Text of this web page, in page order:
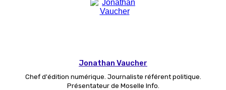
Jonathan Vaucher
Chef d'édition numérique. Journaliste référent politique.
Présentateur de Moselle Info.